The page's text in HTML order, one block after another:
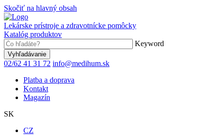
Skočiť na hlavný obsah
Lekárske prístroje a zdravotnícke pomôcky
Katalóg produktov
Keyword
02/62 41 31 72 info@medihum.sk
Platba a doprava
Kontakt
Magazín
SK
CZ